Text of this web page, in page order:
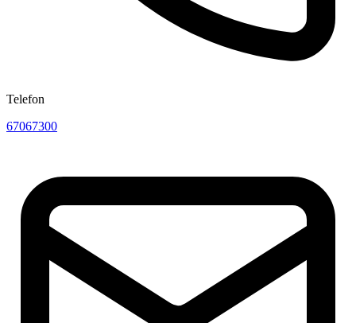
Telefon
67067300